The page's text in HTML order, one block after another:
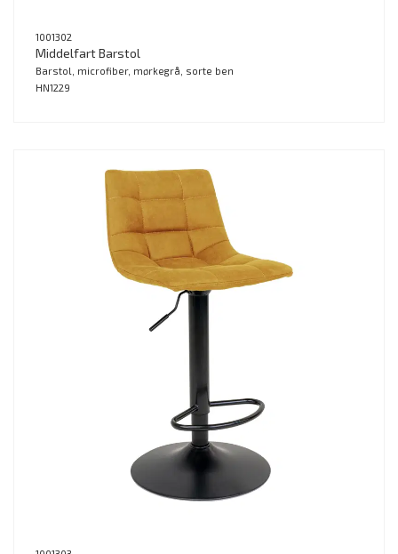
1001302
Middelfart Barstol
Barstol, microfiber, mørkegrå, sorte ben
HN1229